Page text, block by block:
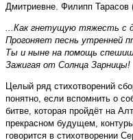
Дмитриевне. Филипп Тарасов
...Как гнетущую тяжесть с
Прогоняет песнь утренней
Ты и ныне на помощь
Зажигая от Солнца Зарницы!
Целый ряд стихотворений
понятно, если вспомнить о
битве, которая пройдёт на
прекрасном будущем,
говорится в стихотворении